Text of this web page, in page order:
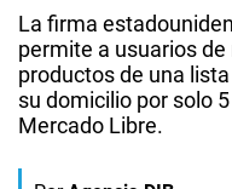
La firma
permite a usuarios
productos de una
su domicilio por solo
Mercado Libre.